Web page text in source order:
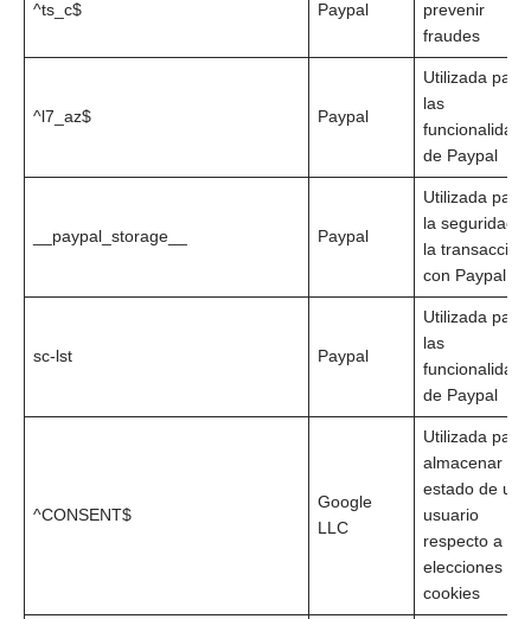
^ts_c$ Paypal
prevenir
fraudes
^l7_az$ Paypal
Utilizada para
las
de Paypal
__paypal_storage__ Paypal
Utilizada para
la seguridad
la transacción
con Paypal
sc-lst Paypal
Utilizada para
las
de Paypal
^CONSENT$
Google
LLC
Utilizada para
almacenar el
estado de un
usuario
respecto a
elecciones de
cookies